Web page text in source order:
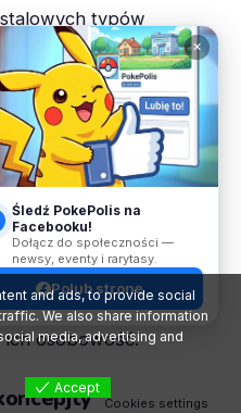
typów
przez Shinji
nowe motywy z
brzmieniem.
energetyczną,
mówiącym o
gdy ending jest
Każdy lider
unikalny motyw
ich osobowość.
✕
Śledź PokePolis na
Facebooku!
Dołącz do społeczności —
newsy, eventy i rarytasy.
Polub stronę
and ads, to provide social
We also share information
media, advertising and
Accept
Cookies settings